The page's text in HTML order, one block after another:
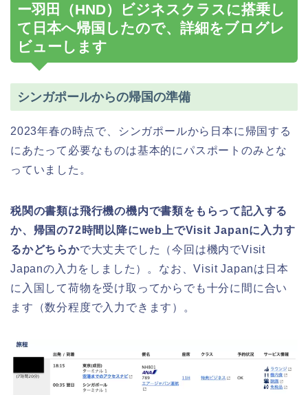
ー羽田（HND）ビジネスクラスに搭乗し
て日本へ帰国したので、詳細をブログレ
ビューします
シンガポールからの帰国の準備
2023年春の時点で、シンガポールから日本に帰国する
にあたって必要なものは基本的にパスポートのみとな
っていました。
税関の書類は飛行機の機内で書類をもらって記入する
か、帰国の72時間以降にweb上でVisit Japanに入力す
るかどちらかで大丈夫でした（今回は機内でVisit
Japanの入力をしました）。なお、Visit Japanは日本
に入国して荷物を受け取ってからでも十分に間に合い
ます（数分程度で入力できます）。